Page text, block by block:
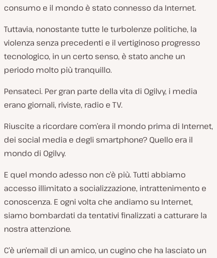
consumo e il mondo è stato connesso da Internet.
Tuttavia, nonostante tutte le turbolenze politiche, la
violenza senza precedenti e il vertiginoso progresso
tecnologico, in un certo senso, è stato anche un
periodo molto più tranquillo.
Pensateci. Per gran parte della vita di Ogilvy, i media
erano giornali, riviste, radio e TV.
Riuscite a ricordare com’era il mondo prima di Internet,
dei social media e degli smartphone? Quello era il
mondo di Ogilvy.
E quel mondo adesso non c’è più. Tutti abbiamo
accesso illimitato a socializzazione, intrattenimento e
conoscenza. E ogni volta che andiamo su Internet,
siamo bombardati da tentativi finalizzati a catturare la
nostra attenzione.
C’è un’email di un amico, un cugino che ha lasciato un